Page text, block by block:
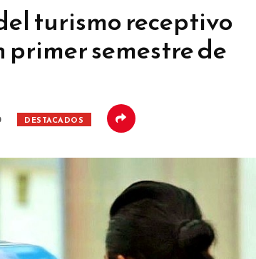
turismo receptivo
primer semestre de
DESTACADOS